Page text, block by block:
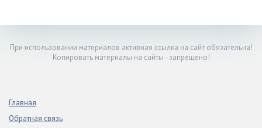
При использовании материалов активная ссылка на сайт обязательна!
Копировать материалы на сайты - запрещено!
Главная
Обратная связь